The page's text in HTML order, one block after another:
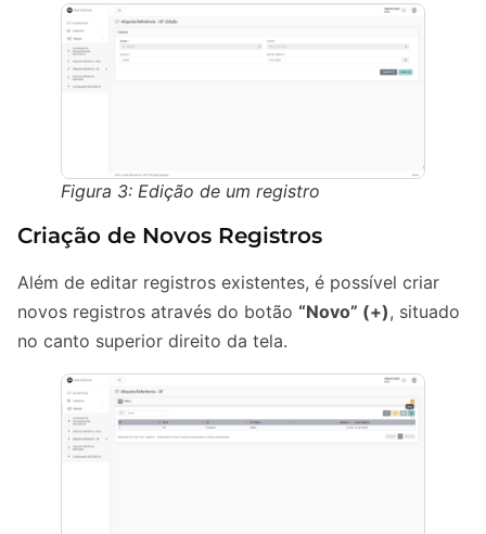
Figura 3: Edição de um registro
Criação de Novos Registros
Além de editar registros existentes, é possível criar
novos registros através do botão “Novo” (+), situado
no canto superior direito da tela.